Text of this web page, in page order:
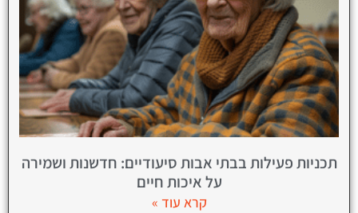
תכניות פעילות בבתי אבות סיעודיים: חדשנות ושמירה
על איכות חיים
קרא עוד »